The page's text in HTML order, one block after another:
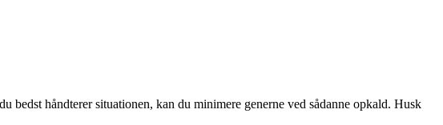
håndterer situationen, kan du minimere generne ved sådanne opkald. Husk